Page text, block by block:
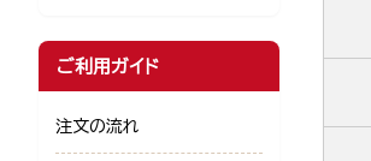
ご利用ガイド
注文の流れ